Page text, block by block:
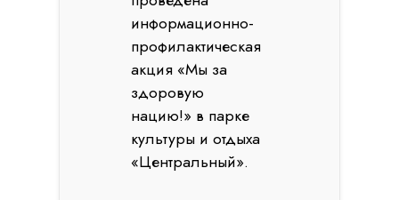
информационно-
профилактическая
акция «Мы за
здоровую
нацию!» в парке
культуры и отдыха
«Центральный».